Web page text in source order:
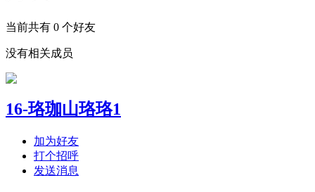
当前共有 0 个好友
没有相关成员
16-珞珈山珞珞1
加为好友
打个招呼
发送消息